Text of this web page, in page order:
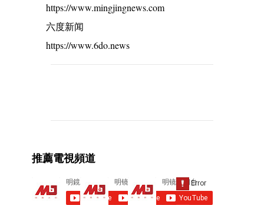
https://www.mingjingnews.com
六度新闻
https://www.6do.news
n
t
s
推薦電視頻道